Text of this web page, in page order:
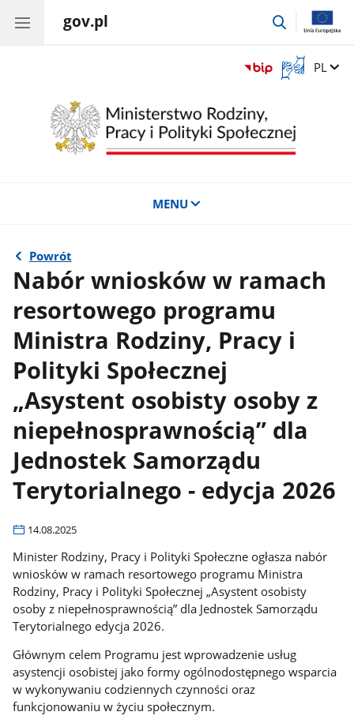
gov.pl
przejdź
Otwórz
okno
języka
migowego
Zmień
PL
MENU
Powrót
Nabór wniosków w ramach
resortowego programu
Ministra Rodziny, Pracy i
Polityki Społecznej
„Asystent osobisty osoby z
niepełnosprawnością” dla
Jednostek Samorządu
Terytorialnego - edycja 2026
14.08.2025
Minister Rodziny, Pracy i Polityki Społeczne ogłasza nabór
wniosków w ramach resortowego programu Ministra
Rodziny, Pracy i Polityki Społecznej „Asystent osobisty
osoby z niepełnosprawnością” dla Jednostek Samorządu
Terytorialnego edycja 2026.
Głównym celem Programu jest wprowadzenie usług
asystencji osobistej jako formy ogólnodostępnego wsparcia
w wykonywaniu codziennych czynności oraz
funkcjonowaniu w życiu społecznym.